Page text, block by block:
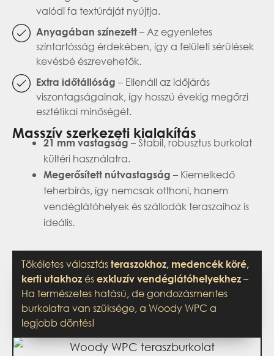
valódi fa textúráját nyújtja.
Anyagában színezett– Az egyenletes
színtartósság érdekében, így a felületi sérülések
kevésbé észrevehetők.
Extra időtállóság – Ellenáll az időjárás
viszontagságainak, így hosszú évekig megőrzi
esztétikai minőségét.
Masszív szerkezeti kialakítás
21 mm vastagság – Stabil, robusztus burkolat
kültéri használatra.
Megerősített nútvastagság – Kiemelkedő
teherbírás, így nemcsak otthoni, hanem
vendéglátóhelyek és szállodák teraszaihoz is
ideális.
Tökéletes választás teraszokhoz, medencék köré,
kerti utakhoz és exkluzív vendéglátóhelyekhez –
Ha természetes hatású, de gondozásmentes
burkolatra van szüksége, a Woody WPC a
legjobb döntés!